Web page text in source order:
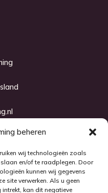
beheren
wij technologieën zoals
en/of te raadplegen. Door
kunnen wij gegevens
site verwerken. Als u geen
kan dit negatieve